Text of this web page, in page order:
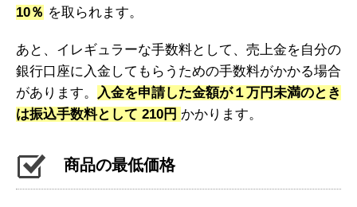
10％ を取られます。
あと、イレギュラーな手数料として、売上金を自分の
銀行口座に入金してもらうための手数料がかかる場合
があります。
入金を申請した金額が１万円未満のとき
は振込手数料として 210円 かかります。
商品の最低価格